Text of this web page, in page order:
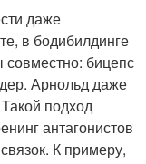
даже
в бодибилдинге
бицепс
Арнольд даже
подход
антагонистов
К примеру,